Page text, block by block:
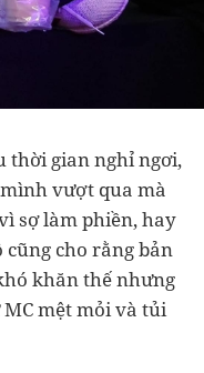
thời gian nghỉ ngơi,
vượt qua mà
sợ làm phiền, hay
cũng cho rằng bản
khăn thế nhưng
mệt mỏi và tủi